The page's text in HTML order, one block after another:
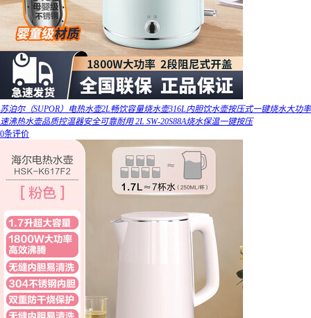
苏泊尔（SUPOR）电热水壶2L畅饮容量烧水壶316L内胆饮水壶按压式一键烧水大功率
速沸热水壶品质控温器安全可靠耐用 2L SW-20S88A烧水保温一键按压
0条评价